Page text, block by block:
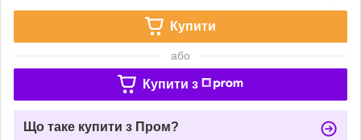
Купити
або
Купити з
Що таке купити з Пром?